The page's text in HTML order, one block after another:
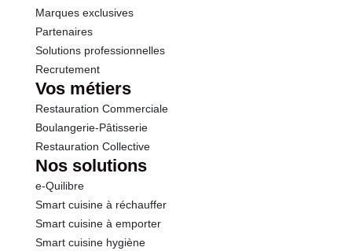
Marques exclusives
Partenaires
Solutions professionnelles
Recrutement
Vos métiers
Restauration Commerciale
Boulangerie-Pâtisserie
Restauration Collective
Nos solutions
e-Quilibre
Smart cuisine à réchauffer
Smart cuisine à emporter
Smart cuisine hygiène